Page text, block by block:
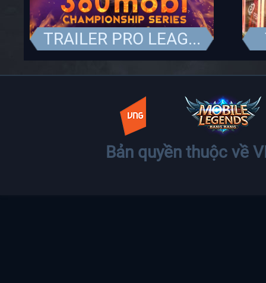
TRAILER PRO LEAG...
Bản quyền thuộc về